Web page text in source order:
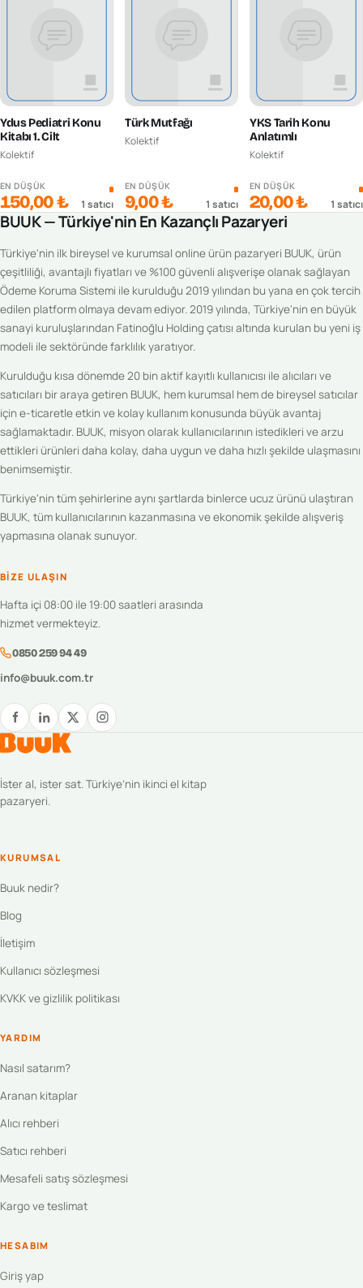
Ydus Pediatri Konu
Kitabı 1. Cilt
Kolektif
EN DÜŞÜK
150,00 ₺ 1 satıcı
Türk Mutfağı
Kolektif
EN DÜŞÜK
9,00 ₺ 1 satıcı
YKS Tarih Konu
Anlatımlı
Kolektif
EN DÜŞÜK
20,00 ₺ 1 satıcı
BUUK — Türkiye'nin En Kazançlı Pazaryeri
Türkiye'nin ilk bireysel ve kurumsal online ürün pazaryeri BUUK, ürün
çeşitliliği, avantajlı fiyatları ve %100 güvenli alışverişe olanak sağlayan
Ödeme Koruma Sistemi ile kurulduğu 2019 yılından bu yana en çok tercih
edilen platform olmaya devam ediyor. 2019 yılında, Türkiye'nin en büyük
sanayi kuruluşlarından Fatinoğlu Holding çatısı altında kurulan bu yeni iş
modeli ile sektöründe farklılık yaratıyor.
Kurulduğu kısa dönemde 20 bin aktif kayıtlı kullanıcısı ile alıcıları ve
satıcıları bir araya getiren BUUK, hem kurumsal hem de bireysel satıcılar
için e-ticaretle etkin ve kolay kullanım konusunda büyük avantaj
sağlamaktadır. BUUK, misyon olarak kullanıcılarının istedikleri ve arzu
ettikleri ürünleri daha kolay, daha uygun ve daha hızlı şekilde ulaşmasını
benimsemiştir.
Türkiye'nin tüm şehirlerine aynı şartlarda binlerce ucuz ürünü ulaştıran
BUUK, tüm kullanıcılarının kazanmasına ve ekonomik şekilde alışveriş
yapmasına olanak sunuyor.
BIZE ULAŞIN
Hafta içi 08:00 ile 19:00 saatleri arasında
hizmet vermekteyiz.
0850 259 94 49
info@buuk.com.tr
İster al, ister sat. Türkiye’nin ikinci el kitap
pazaryeri.
KURUMSAL
Buuk nedir?
Blog
İletişim
Kullanıcı sözleşmesi
KVKK ve gizlilik politikası
YARDIM
Nasıl satarım?
Aranan kitaplar
Alıcı rehberi
Satıcı rehberi
Mesafeli satış sözleşmesi
Kargo ve teslimat
HESABIM
Giriş yap